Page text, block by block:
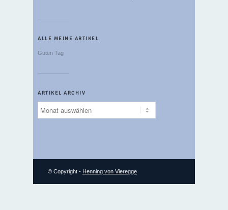
ALLE MEINE ARTIKEL
Guten Tag
ARTIKEL ARCHIV
Artikel
Archiv
© Copyright - Henning von Vieregge